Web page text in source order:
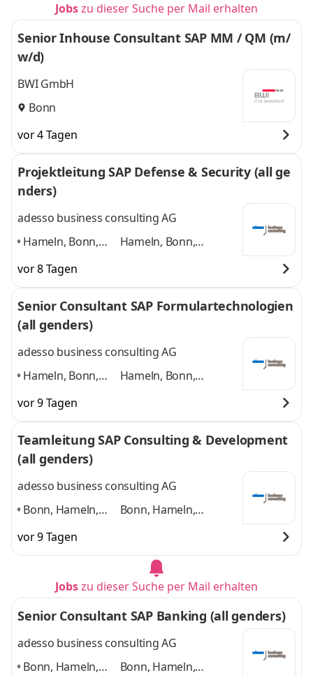
Jobszu dieser Suche per Mail erhalten
Senior Inhouse Consultant SAP MM / QM (m/
w/d)
BWI GmbH
Bonn
vor 4 Tagen
Projektleitung SAP Defense & Security (all ge
nders)
adesso business consulting AG
Hameln, Bonn,
Düsseldorf,
Paderborn,
Hameln, Bonn,
und 4 weitere
vor 8 Tagen
Senior Consultant SAP Formulartechnologien
(all genders)
adesso business consulting AG
Hameln, Bonn,
Paderborn,
Düsseldorf,
Hameln, Bonn,
und 4 weitere
vor 9 Tagen
Teamleitung SAP Consulting & Development
(all genders)
adesso business consulting AG
Bonn, Hameln,
Düsseldorf,
Paderborn,
Bonn, Hameln,
und 4 weitere
vor 9 Tagen
Jobszu dieser Suche per Mail erhalten
Senior Consultant SAP Banking (all genders)
adesso business consulting AG
Bonn, Hameln,
Bonn, Hameln,